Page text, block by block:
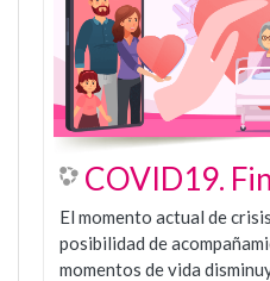
COVID19.
El momento actual de
posibilidad de
momentos de vida